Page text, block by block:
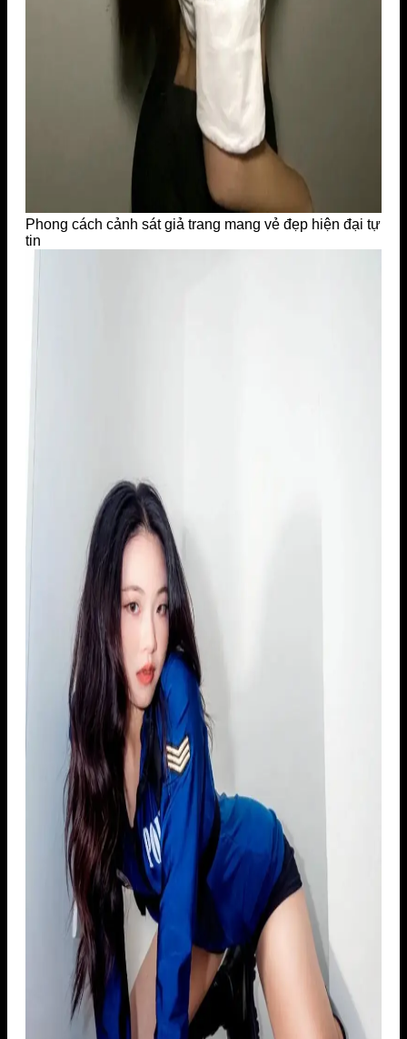
Phong cách cảnh sát giả trang mang vẻ đẹp hiện đại tự
tin